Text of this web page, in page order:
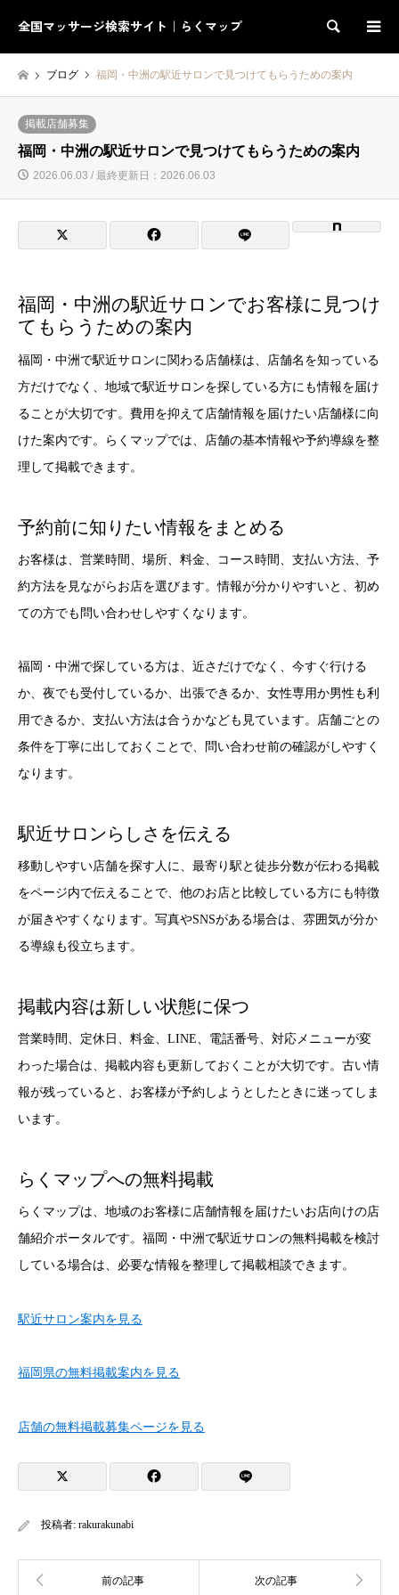
全国マッサージ検索サイト｜らくマップ 検索
ブログ 福岡・中洲の駅近サロンで見つけてもらうための案内
掲載店舗募集
福岡・中洲の駅近サロンで見つけてもらうための案内
2026.06.03 / 最終更新日：2026.06.03
福岡・中洲の駅近サロンでお客様に見つけ
てもらうための案内
福岡・中洲で駅近サロンに関わる店舗様は、店舗名を知っている
方だけでなく、地域で駅近サロンを探している方にも情報を届け
ることが大切です。費用を抑えて店舗情報を届けたい店舗様に向
けた案内です。らくマップでは、店舗の基本情報や予約導線を整
理して掲載できます。
予約前に知りたい情報をまとめる
お客様は、営業時間、場所、料金、コース時間、支払い方法、予
約方法を見ながらお店を選びます。情報が分かりやすいと、初め
ての方でも問い合わせしやすくなります。
福岡・中洲で探している方は、近さだけでなく、今すぐ行ける
か、夜でも受付しているか、出張できるか、女性専用か男性も利
用できるか、支払い方法は合うかなども見ています。店舗ごとの
条件を丁寧に出しておくことで、問い合わせ前の確認がしやすく
なります。
駅近サロンらしさを伝える
移動しやすい店舗を探す人に、最寄り駅と徒歩分数が伝わる掲載
をページ内で伝えることで、他のお店と比較している方にも特徴
が届きやすくなります。写真やSNSがある場合は、雰囲気が分か
る導線も役立ちます。
掲載内容は新しい状態に保つ
営業時間、定休日、料金、LINE、電話番号、対応メニューが変
わった場合は、掲載内容も更新しておくことが大切です。古い情
報が残っていると、お客様が予約しようとしたときに迷ってしま
います。
らくマップへの無料掲載
らくマップは、地域のお客様に店舗情報を届けたいお店向けの店
舗紹介ポータルです。福岡・中洲で駅近サロンの無料掲載を検討
している場合は、必要な情報を整理して掲載相談できます。
駅近サロン案内を見る
福岡県の無料掲載案内を見る
店舗の無料掲載募集ページを見る
投稿者: rakurakunabi